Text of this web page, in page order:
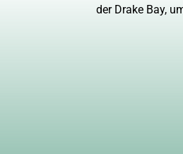
der Drake Bay,